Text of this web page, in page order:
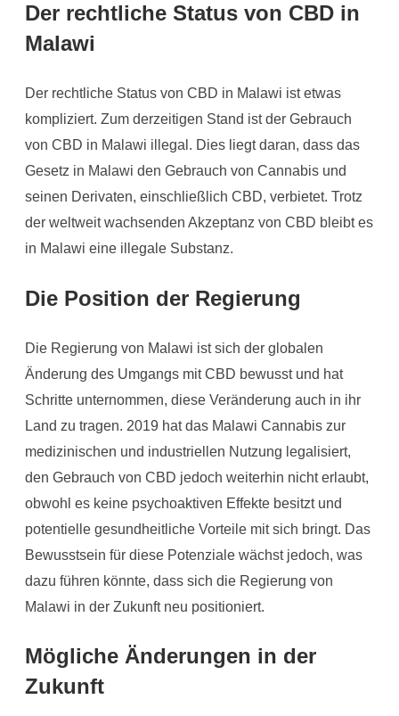
Der rechtliche Status von CBD in
Malawi
Der rechtliche Status von CBD in Malawi ist etwas
kompliziert. Zum derzeitigen Stand ist der Gebrauch
von CBD in Malawi illegal. Dies liegt daran, dass das
Gesetz in Malawi den Gebrauch von Cannabis und
seinen Derivaten, einschließlich CBD, verbietet. Trotz
der weltweit wachsenden Akzeptanz von CBD bleibt es
in Malawi eine illegale Substanz.
Die Position der Regierung
Die Regierung von Malawi ist sich der globalen
Änderung des Umgangs mit CBD bewusst und hat
Schritte unternommen, diese Veränderung auch in ihr
Land zu tragen. 2019 hat das Malawi Cannabis zur
medizinischen und industriellen Nutzung legalisiert,
den Gebrauch von CBD jedoch weiterhin nicht erlaubt,
obwohl es keine psychoaktiven Effekte besitzt und
potentielle gesundheitliche Vorteile mit sich bringt. Das
Bewusstsein für diese Potenziale wächst jedoch, was
dazu führen könnte, dass sich die Regierung von
Malawi in der Zukunft neu positioniert.
Mögliche Änderungen in der
Zukunft